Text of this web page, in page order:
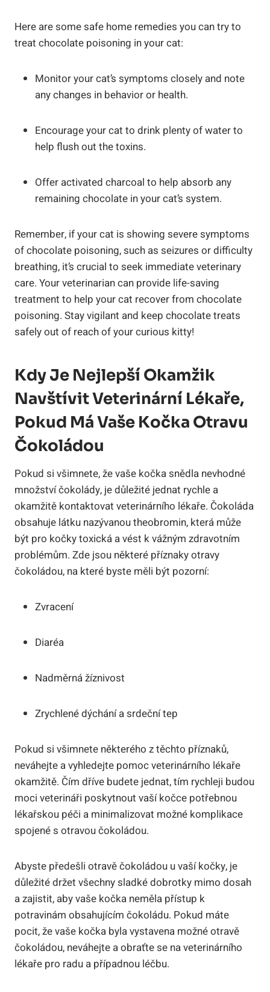
Here are some safe home remedies you can try to
treat chocolate poisoning in your cat:
Monitor your cat’s symptoms closely and note
any changes in behavior or health.
Encourage your cat to drink plenty of water to
help flush out the toxins.
Offer activated charcoal to help absorb any
remaining chocolate in your cat’s system.
Remember, if your cat is showing severe symptoms
of chocolate poisoning, such as seizures or difficulty
breathing, it’s crucial to seek immediate veterinary
care. Your veterinarian can provide life-saving
treatment to help your cat recover from chocolate
poisoning. Stay vigilant and keep chocolate treats
safely out of reach of your curious kitty!
Kdy Je Nejlepší Okamžik
Navštívit Veterinární Lékaře,
Pokud Má Vaše Kočka Otravu
Čokoládou
Pokud si všimnete, že vaše kočka snědla nevhodné
množství čokolády, je důležité jednat rychle a
okamžitě kontaktovat veterinárního lékaře. Čokoláda
obsahuje látku nazývanou theobromin, která může
být pro kočky toxická a vést k vážným zdravotním
problémům. Zde jsou některé příznaky otravy
čokoládou, na které byste měli být pozorní:
Zvracení
Diaréa
Nadměrná žíznivost
Zrychlené dýchání a srdeční tep
Pokud si všimnete některého z těchto příznaků,
neváhejte a vyhledejte pomoc veterinárního lékaře
okamžitě. Čím dříve budete jednat, tím rychleji budou
moci veterináři poskytnout vaší kočce potřebnou
lékařskou péči a minimalizovat možné komplikace
spojené s otravou čokoládou.
Abyste předešli otravě čokoládou u vaší kočky, je
důležité držet všechny sladké dobrotky mimo dosah
a zajistit, aby vaše kočka neměla přístup k
potravinám obsahujícím čokoládu. Pokud máte
pocit, že vaše kočka byla vystavena možné otravě
čokoládou, neváhejte a obraťte se na veterinárního
lékaře pro radu a případnou léčbu.